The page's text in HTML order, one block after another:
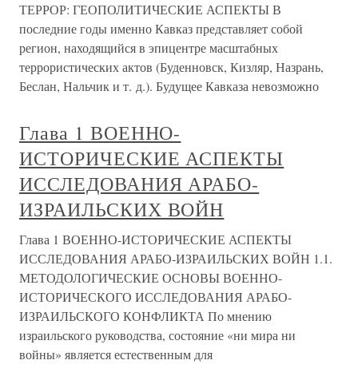
ТЕРРОР: ГЕОПОЛИТИЧЕСКИЕ АСПЕКТЫ В
последние годы именно Кавказ представляет собой
регион, находящийся в эпицентре масштабных
террористических актов (Буденновск, Кизляр, Назрань,
Беслан, Нальчик и т. д.). Будущее Кавказа невозможно
Глава 1 ВОЕННО-
ИСТОРИЧЕСКИЕ АСПЕКТЫ
ИССЛЕДОВАНИЯ АРАБО-
ИЗРАИЛЬСКИХ ВОЙН
Глава 1 ВОЕННО-ИСТОРИЧЕСКИЕ АСПЕКТЫ
ИССЛЕДОВАНИЯ АРАБО-ИЗРАИЛЬСКИХ ВОЙН 1.1.
МЕТОДОЛОГИЧЕСКИЕ ОСНОВЫ ВОЕННО-
ИСТОРИЧЕСКОГО ИССЛЕДОВАНИЯ АРАБО-
ИЗРАИЛЬСКОГО КОНФЛИКТА По мнению
израильского руководства, состояние «ни мира ни
войны» является естественным для